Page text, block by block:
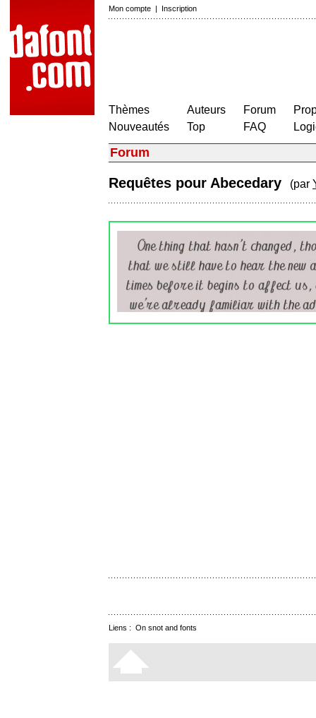
Mon compte | Inscription
Thèmes
Nouveautés
Auteurs
Top
Forum
FAQ
Forum
Requêtes pour Abecedary (par
Liens : On snot and fonts